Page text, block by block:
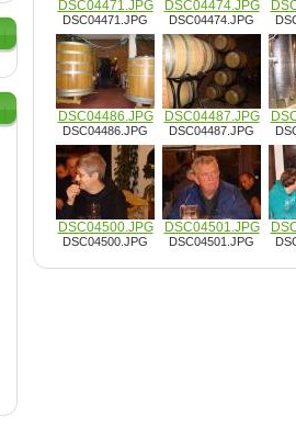
DSC04471.JPG
DSC04471.JPG
DSC04474.JPG
DSC04474.JPG
DSC04486.JPG
DSC04486.JPG
DSC04487.JPG
DSC04487.JPG
DSC04500.JPG
DSC04500.JPG
DSC04501.JPG
DSC04501.JPG